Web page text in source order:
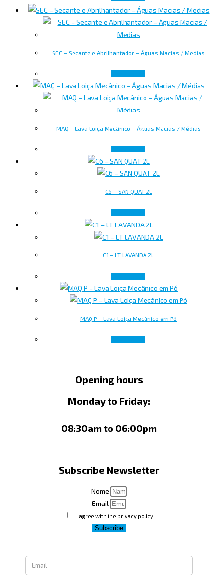
SEC – Secante e Abrilhantador – Águas Macias / Medias
MAQ – Lava Loiça Mecânico – Águas Macias / Médias
C6 – SAN QUAT 2L
C1 – LT LAVANDA 2L
MAQ P – Lava Loiça Mecânico em Pó
Opening hours
Monday to Friday:
08:30am to 06:00pm
Subscribe Newsletter
Nome
Email
I agree with the privacy policy
Subscribe